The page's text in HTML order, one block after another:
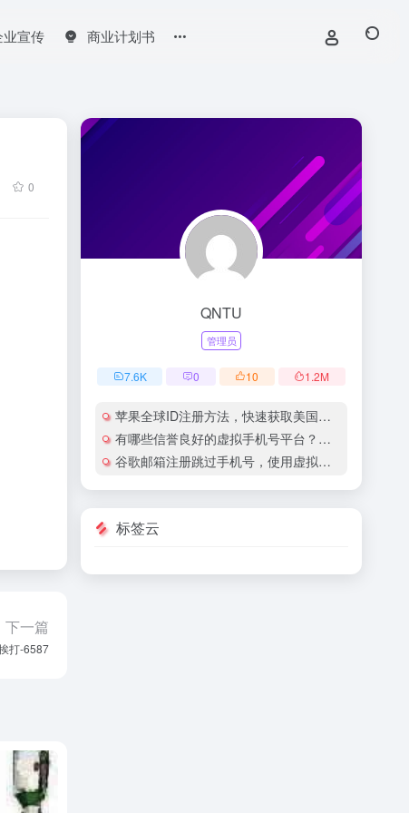
业宣传 商业计划书
0
下一篇
打-6587
QNTU
管理员
7.6K 0 10 1.2M
苹果全球ID注册方法，快速获取美国地区苹果账号
有哪些信誉良好的虚拟手机号平台？有哪些平台提供国际虚拟手机号服务？
谷歌邮箱注册跳过手机号，使用虚拟手机号注册谷歌邮箱安全吗？
标签云